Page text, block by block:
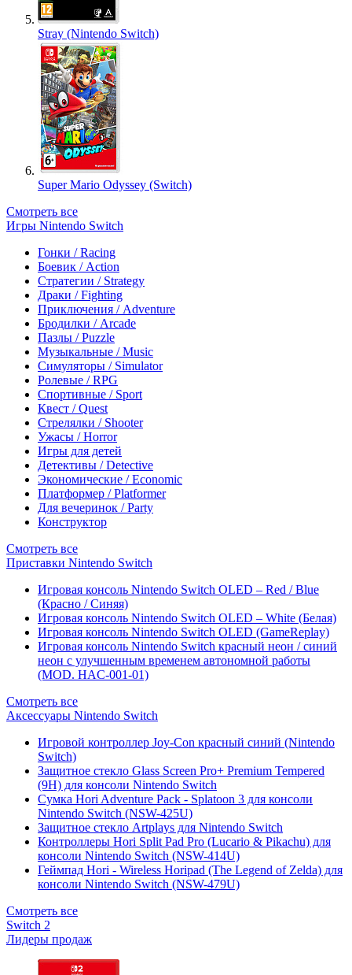
Stray (Nintendo Switch)
Super Mario Odyssey (Switch)
Смотреть все
Игры Nintendo Switch
Гонки / Racing
Боевик / Action
Стратегии / Strategy
Драки / Fighting
Приключения / Adventure
Бродилки / Arcade
Пазлы / Puzzle
Музыкальные / Music
Симуляторы / Simulator
Ролевые / RPG
Спортивные / Sport
Квест / Quest
Стрелялки / Shooter
Ужасы / Horror
Игры для детей
Детективы / Detective
Экономические / Economic
Платформер / Platformer
Для вечеринок / Party
Конструктор
Смотреть все
Приставки Nintendo Switch
Игровая консоль Nintendo Switch OLED – Red / Blue
(Красно / Синяя)
Игровая консоль Nintendo Switch OLED – White (Белая)
Игровая консоль Nintendo Switch OLED (GameReplay)
Игровая консоль Nintendo Switch красный неон / синий
неон с улучшенным временем автономной работы
(MOD. HAC-001-01)
Смотреть все
Аксессуары Nintendo Switch
Игровой контроллер Joy-Con красный синий (Nintendo
Switch)
Защитное стекло Glass Screen Pro+ Premium Tempered
(9H) для консоли Nintendo Switch
Сумка Hori Adventure Pack - Splatoon 3 для консоли
Nintendo Switch (NSW-425U)
Защитное стекло Artplays для Nintendo Switch
Контроллеры Hori Split Pad Pro (Lucario & Pikachu) для
консоли Nintendo Switch (NSW-414U)
Геймпад Hori - Wireless Horipad (The Legend of Zelda) для
консоли Nintendo Switch (NSW-479U)
Смотреть все
Switch 2
Лидеры продаж